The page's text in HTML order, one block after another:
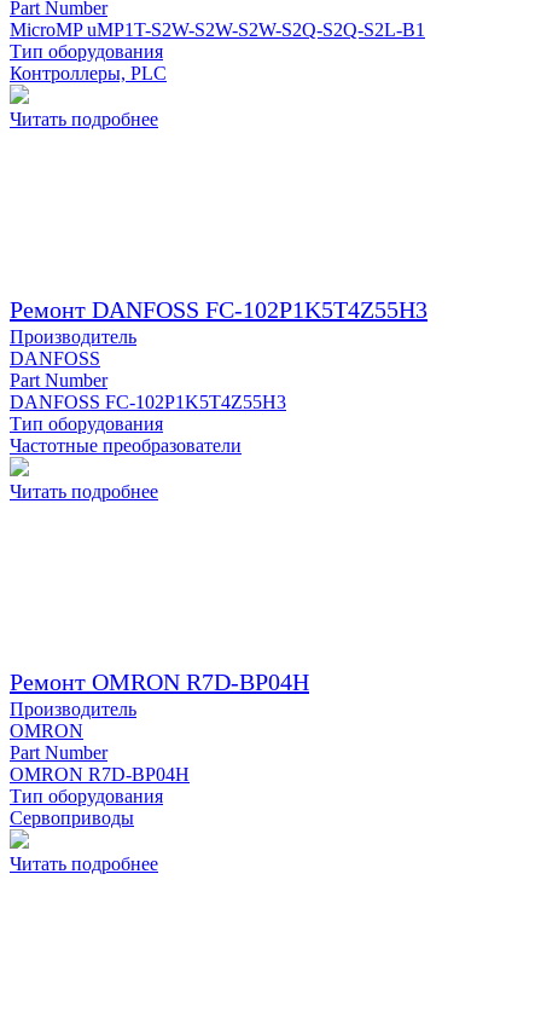
Part Number
MicroMP uMP1T-S2W-S2W-S2W-S2Q-S2Q-S2L-B1
Тип оборудования
Контроллеры, PLC
Читать подробнее
Ремонт DANFOSS FC-102P1K5T4Z55H3
Производитель
DANFOSS
Part Number
DANFOSS FC-102P1K5T4Z55H3
Тип оборудования
Частотные преобразователи
Читать подробнее
Ремонт OMRON R7D-BP04H
Производитель
OMRON
Part Number
OMRON R7D-BP04H
Тип оборудования
Сервоприводы
Читать подробнее